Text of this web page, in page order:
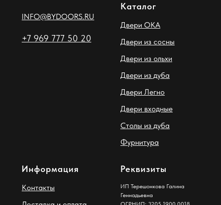
INFO@BYDOORS.RU
+7 969 777 50 20
Каталог
Двери ОКА
Двери из сосны
Двери из ольхи
Двери из дуба
Двери Легно
Двери входные
Столы из дуба
Фурнитура
Информация
Контакты
Реквизиты
ИП Терешонкова Галина
Геннадьевна